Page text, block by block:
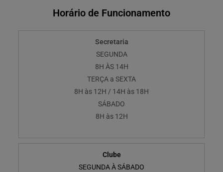
Horário de Funcionamento
Secretaria
SEGUNDA
8H ÀS 14H
TERÇA a SEXTA
8H às 12H / 14H às 18H
SÁBADO
8H às 12H
Clube
SEGUNDA À SÁBADO